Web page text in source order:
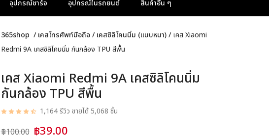
อุปกรณ์ชาร์จ อุปกรณ์ในรถยนต์ สินค้าอื่น ๆ
365shop / เคสโทรศัพท์มือถือ / เคสซิลิโคนนิ่ม (แบบหนา) / เคส Xiaomi
Redmi 9A เคสซิลิโคนนิ่ม กันกล้อง TPU สีพื้น
เคส Xiaomi Redmi 9A เคสซิลิโคนนิ่ม
กันกล้อง TPU สีพื้น
1,164 รีวิว ขายได้ 5,068 ชิ้น
฿100.00 ฿39.00